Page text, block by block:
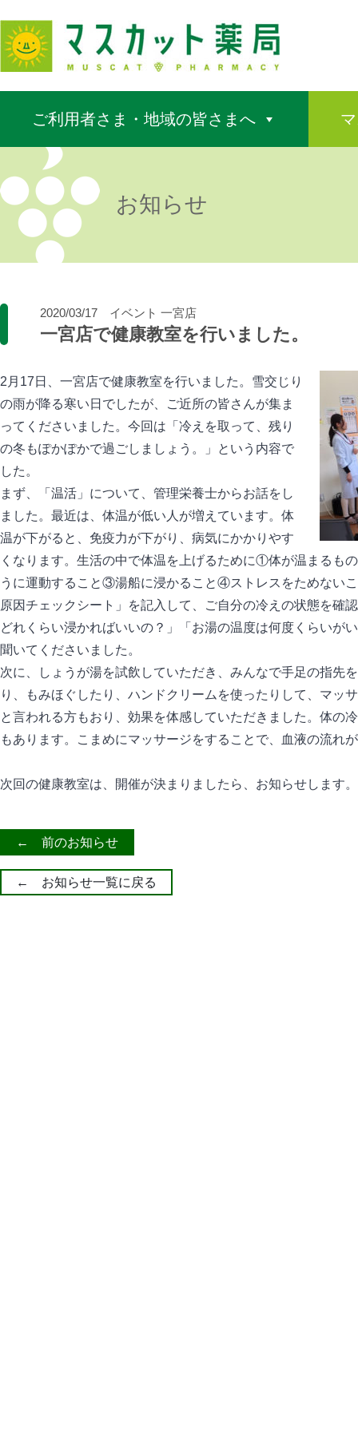
ご利用者さま・地域の皆さまへ
お知らせ
2020/03/17 イベント 一宮店
一宮店で健康教室を行いました。
2月17日、一宮店で健康教室を行いました。雪交じり
の雨が降る寒い日でしたが、ご近所の皆さんが集ま
ってくださいました。今回は「冷えを取って、残り
の冬もぽかぽかで過ごしましょう。」という内容で
した。
まず、「温活」について、管理栄養士からお話をし
ました。最近は、体温が低い人が増えています。体
温が下がると、免疫力が下がり、病気にかかりやす
くなります。生活の中で体温を上げるために①体が温まるも
うに運動すること③湯船に浸かること④ストレスをためない
原因チェックシート」を記入して、ご自分の冷えの状態を確
どれくらい浸かればいいの？」「お湯の温度は何度くらいが
聞いてくださいました。
次に、しょうが湯を試飲していただき、みんなで手足の指先
り、もみほぐしたり、ハンドクリームを使ったりして、マッ
と言われる方もおり、効果を体感していただきました。体の
もあります。こまめにマッサージをすることで、血液の流れ
次回の健康教室は、開催が決まりましたら、お知らせします
← 前のお知らせ
← お知らせ一覧に戻る